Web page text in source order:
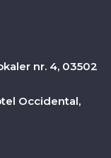
nr. 4, 03502
Occidental,